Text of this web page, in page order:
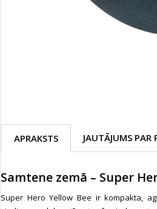
Piedāvājums ābeļdārziem
APRAKSTS JAUTĀJUMS PAR
Samtene zemā – Super
Super Hero Yellow Bee ir kompakta,